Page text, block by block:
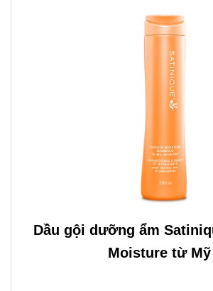
Dầu gội dưỡng ẩm
Moisture từ Mỹ